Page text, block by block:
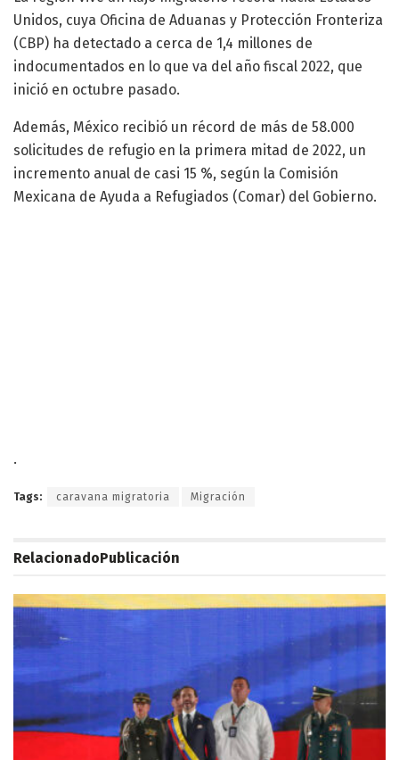
Unidos, cuya Oficina de Aduanas y Protección Fronteriza
(CBP) ha detectado a cerca de 1,4 millones de
indocumentados en lo que va del año fiscal 2022, que
inició en octubre pasado.
Además, México recibió un récord de más de 58.000
solicitudes de refugio en la primera mitad de 2022, un
incremento anual de casi 15 %, según la Comisión
Mexicana de Ayuda a Refugiados (Comar) del Gobierno.
.
Tags: caravana migratoria Migración
RelacionadoPublicación